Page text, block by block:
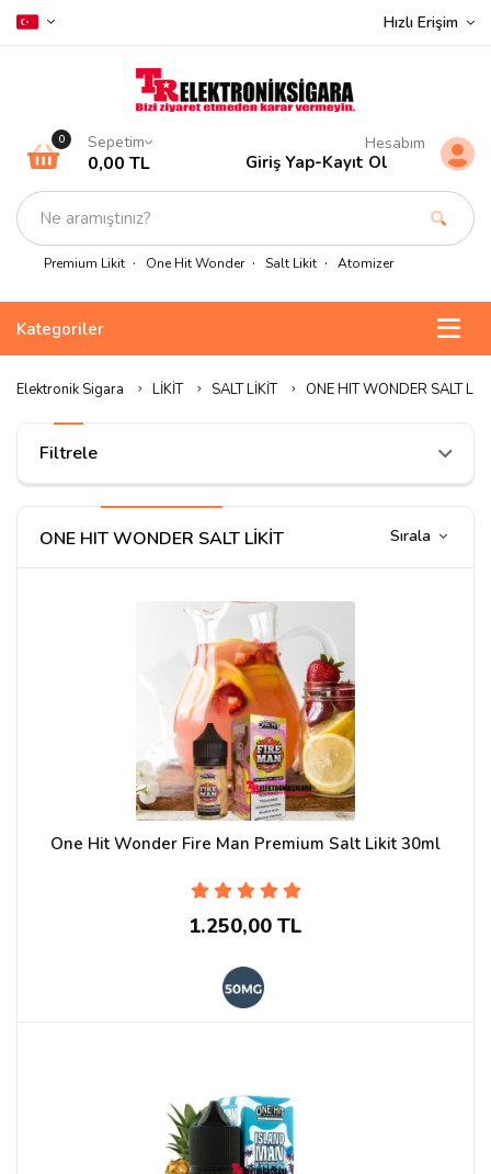
Hızlı Erişim
Premium Likit One Hit Wonder Salt Likit Atomizer
0 Sepetim
0,00 TL
Hesabım
Giriş Yap-Kayıt Ol
Kategoriler
Elektronik Sigara LİKİT SALT LİKİT ONE HIT WONDER SALT
Filtrele
ONE HIT WONDER SALT LİKİT Sırala
One Hit Wonder Fire Man Premium Salt Likit 30ml
1.250,00 TL